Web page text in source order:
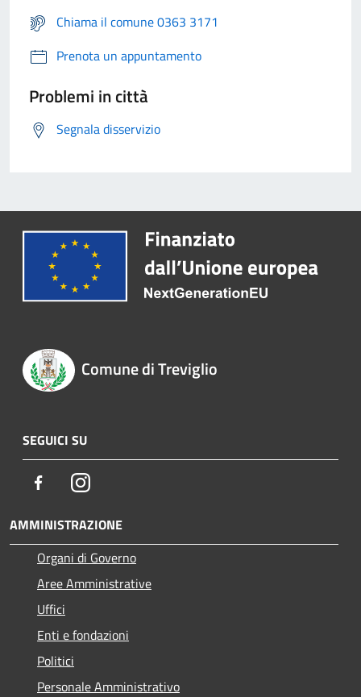
Chiama il comune 0363 3171
Prenota un appuntamento
Problemi in città
Segnala disservizio
Comune di Treviglio
SEGUICI SU
FacebookInstagram
AMMINISTRAZIONE
Organi di Governo
Aree Amministrative
Uffici
Enti e fondazioni
Politici
Personale Amministrativo